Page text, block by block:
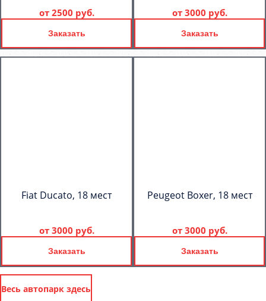
от 2500 руб.
Заказать
от 3000 руб.
Заказать
Fiat Ducato, 18 мест
от 3000 руб.
Заказать
Peugeot Boxer, 18 мест
от 3000 руб.
Заказать
Весь автопарк здесь